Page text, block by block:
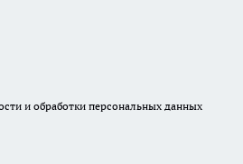
и обработки персональных данных